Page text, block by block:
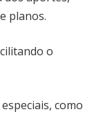
planos.
o
como